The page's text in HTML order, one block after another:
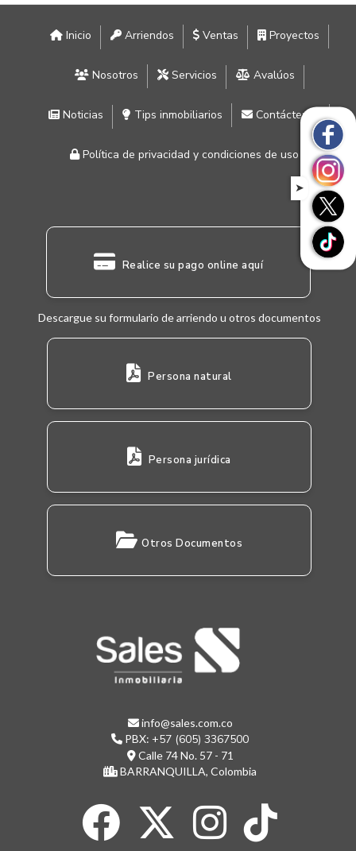
Inicio Arriendos Ventas Proyectos
Nosotros Servicios Avalúos
Noticias Tips inmobiliarios Contáctenos
Política de privacidad y condiciones de uso
Realice su pago online aquí
Descargue su formulario de arriendo u otros documentos
Persona natural
Persona jurídica
Otros Documentos
info@sales.com.co
PBX: +57 (605) 3367500
Calle 74 No. 57 - 71
BARRANQUILLA, Colombia
➤